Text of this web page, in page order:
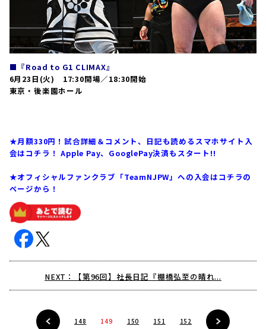
■『Road to G1 CLIMAX』
6月23日(火) 17:30開場／18:30開始
東京・後楽園ホール
★月額330円！試合詳細＆コメント、日記も読めるスマホサイト入
会はコチラ！ Apple Pay、GooglePay決済もスタート!!
★オフィシャルファンクラブ「TeamNJPW」への入会はコチラの
ページから！
NEXT：【第96回】社長日記『棚橋弘至の晴れ...
148 149 150 151 152